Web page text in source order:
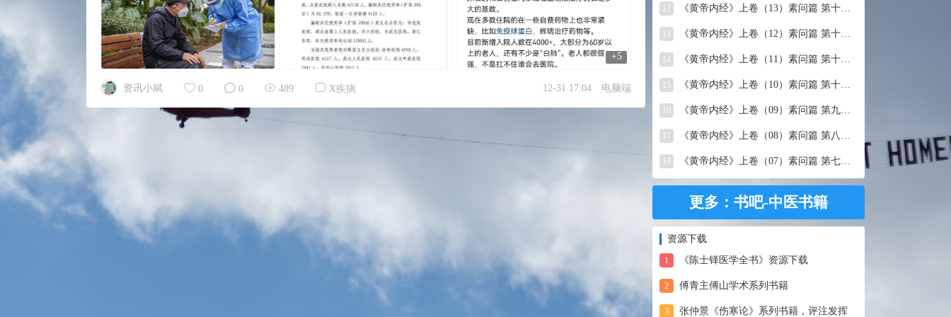
12 《黄帝内经》上卷（13）素问篇 第十三篇 移精变气论
13 《黄帝内经》上卷（12）素问篇 第十二篇 异法方宜论
14 《黄帝内经》上卷（11）素问篇 第十一篇 五藏别论
15 《黄帝内经》上卷（10）素问篇 第十篇 五藏生成
16 《黄帝内经》上卷（09）素问篇 第九篇 六节藏象论
17 《黄帝内经》上卷（08）素问篇 第八篇 灵兰秘典论
《黄帝内经》上卷（07）素问篇 第七篇 阴阳别论
更多：书吧-中医书籍
资源下载
1 《陈士铎医学全书》资源下载
2 傅青主傅山学术系列书籍
3 张仲景《伤寒论》系列书籍，评注发挥
+5
资讯小斌 0 0 489 X疾病 12-31 17:04 电脑端